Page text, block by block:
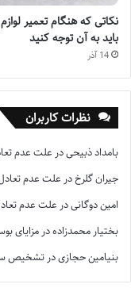
نکاتی که هنگام تعمیر
باید به آن توجه کنید
14 آذر
نظرات کاربران
بامداد ذبیحیدر علت عدم
جیران گلرخدر علت عدم
امین دوگانیدر علت عدم
بختیار محمدزادهدر مزایای
بنیامین حجازیدر تشخیص